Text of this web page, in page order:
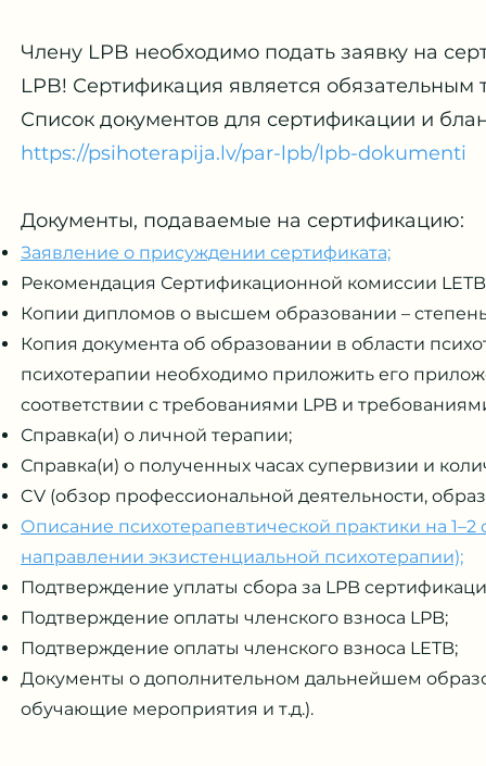
Члену LPB необходимо подать заявку на
LPB! Сертификация является
Список документов для сертификации и
https://psihoterapija.lv/par-lpb/lpb-dokumenti
Документы, подаваемые на сертификацию:
Заявление о присуждении сертификата;
Рекомендация Сертификационной комиссии
Копии дипломов о высшем образовании –
Копия документа об образовании в области
психотерапии необходимо приложить его
соответствии с требованиями LPB и
Справка(и) о личной терапии;
Справка(и) о полученных часах супервизии и
CV (обзор профессиональной деятельности,
Описание психотерапевтической практики на
направлении экзистенциальной психотерапии);
Подтверждение уплаты сбора за LPB
Подтверждение оплаты членского взноса LPB;
Подтверждение оплаты членского взноса LETB;
Документы о дополнительном дальнейшем
обучающие мероприятия и т.д.).